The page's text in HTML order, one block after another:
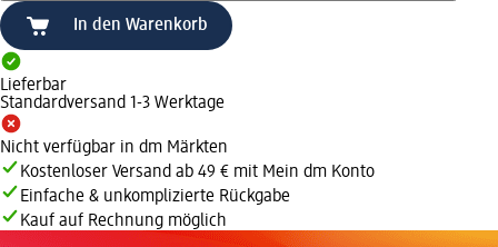
In den Warenkorb
Lieferbar
Standardversand 1-3 Werktage
Nicht verfügbar in dm Märkten
Kostenloser Versand ab 49 € mit Mein dm Konto
Einfache & unkomplizierte Rückgabe
Kauf auf Rechnung möglich